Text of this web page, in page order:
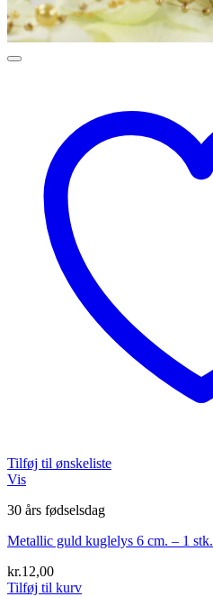
Tilføj til ønskeliste
Vis
30 års fødselsdag
Metallic guld kuglelys 6 cm. – 1 stk.
kr.12,00
Tilføj til kurv